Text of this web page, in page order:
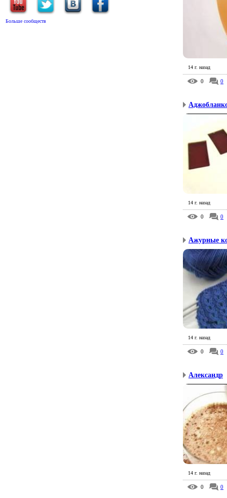
Больше сообществ
14 г. назад
0 0
14 г. назад
0 0
Ажурные
14 г. назад
0 0
Александр
14 г. назад
0 0